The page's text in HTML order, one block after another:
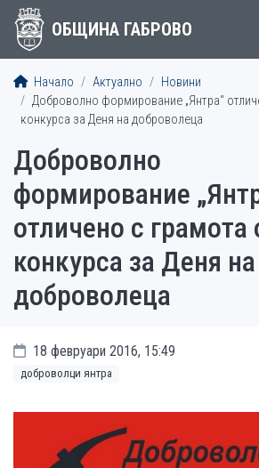
ОБЩИНА ГАБРОВО
Начало Актуално
Новини
Доброволно формирование „Янтра“
конкурса за Деня на доброволеца
Доброволно
формирование
отличено с грамота
конкурса за Деня на
доброволеца
18 февруари 2016, 15:49
доброволци янтра